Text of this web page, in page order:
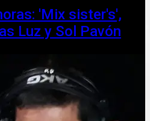
'Mix sister's',
Luz y Sol Pavón